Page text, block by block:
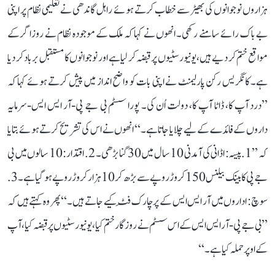
ہزاروں نوجوانوں کی بھیڑ سے خطاب کرتے ہوئے راہل گاندھی نے تعلیمی نظام پر اپنی
بے باک رائے سامنے رکھی۔ انھوں نے کہا کہ ملک کے موجودہ نظام نے روزاگر کے
مواقع ختم کر دیے ہیں، یونیورسٹیوں پر قبضہ کر لیا ہے اور نوجوانوں کا مستقبل برباد کر دیا
ہے۔ کانگریس رکن پارلیمنٹ نے اپنی بات کو واضح انداز میں پیش کرتے ہوئے کہا کہ
’’درد آپ کا، ڈاٹا آپ کا، دولت اُن کی۔ پورا سسٹم بی جے پی-آر ایس ایس-سرمایہ
داروں کے فائدے کے لیے چلایا جاتا ہے۔‘‘ انھوں نے اس کی تشریح کرتے ہوئے بتایا
کہ ’’1. پیسہ: اڈانی کی آمدنی 10 سال میں 30 گنا بڑھی۔ 2. اقتدار: 10 سالوں میں بی
جے پی کا بینک بیلنس 150 کروڑ روپے سے بڑھ کر 10 ہزار کروڑ روپے ہو گیا ہے۔ 3.
سوچ: اداروں میں آر ایس ایس کے پرچارک فِٹ کیے جاتے ہیں۔‘‘ پھر وہ کہتے ہیں کہ
’’بی جے پی-آر ایس ایس کے اس سسٹم نے روزگار ختم کیا، یونیورسٹیوں پر قبضہ کیا، آپ
کے اوپر حملہ کیا ہے۔‘‘